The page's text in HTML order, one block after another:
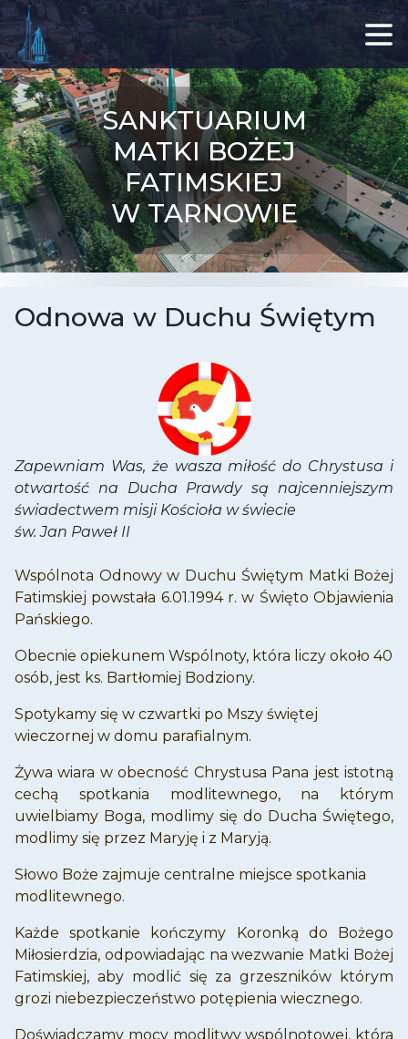
SANKTUARIUM
MATKI BOŻEJ
FATIMSKIEJ
W TARNOWIE
Odnowa w Duchu Świętym
Zapewniam Was, że wasza miłość do Chrystusa i
otwartość na Ducha Prawdy są najcenniejszym
świadectwem misji Kościoła w świecie
św. Jan Paweł II
Wspólnota Odnowy w Duchu Świętym Matki Bożej
Fatimskiej powstała 6.01.1994 r. w Święto Objawienia
Pańskiego.
Obecnie opiekunem Wspólnoty, która liczy około 40
osób, jest ks. Bartłomiej Bodziony.
Spotykamy się w czwartki po Mszy świętej
wieczornej w domu parafialnym.
Żywa wiara w obecność Chrystusa Pana jest istotną
cechą spotkania modlitewnego, na którym
uwielbiamy Boga, modlimy się do Ducha Świętego,
modlimy się przez Maryję i z Maryją.
Słowo Boże zajmuje centralne miejsce spotkania
modlitewnego.
Każde spotkanie kończymy Koronką do Bożego
Miłosierdzia, odpowiadając na wezwanie Matki Bożej
Fatimskiej, aby modlić się za grzeszników którym
grozi niebezpieczeństwo potępienia wiecznego.
Doświadczamy mocy modlitwy wspólnotowej, która